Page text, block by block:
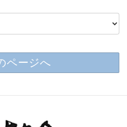
ページへ